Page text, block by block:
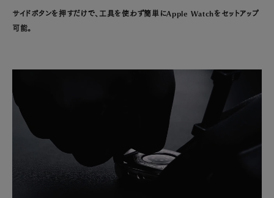
サイドボタンを押すだけで、工具を使わず簡単にApple Watchをセットアップ
可能。